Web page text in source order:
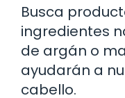
Busca
ingredientes
de argán o
ayudarán a
cabello.